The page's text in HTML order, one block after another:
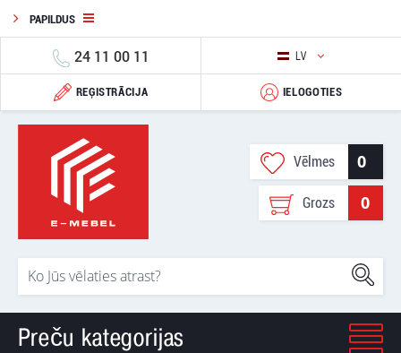
PAPILDUS
24 11 00 11 LV
REĢISTRĀCIJA IELOGOTIES
Vēlmes 0
Grozs 0
Preču kategorijas